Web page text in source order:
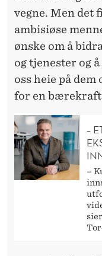
vegne. Men det
ambisiøse
ønske om å
og tjenester og
oss heie på
for en
–
–